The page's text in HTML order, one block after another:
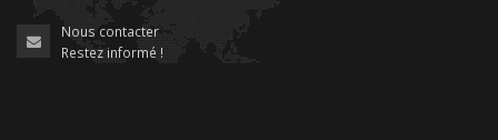
Nous contacter
Restez informé !